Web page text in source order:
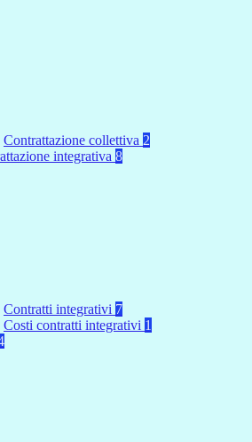
Contrattazione collettiva 2
integrativa 8
Contratti integrativi 7
Costi contratti integrativi 1